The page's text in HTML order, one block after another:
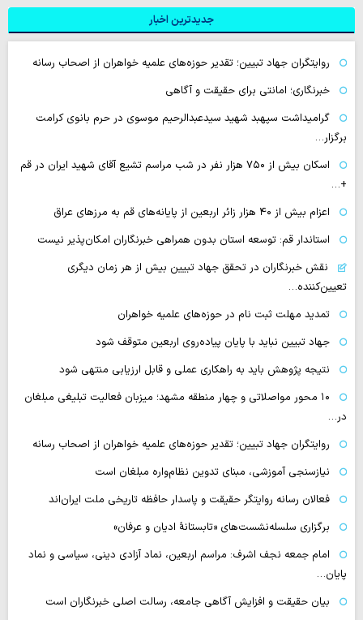
جدیدترین اخبار
روایتگران جهاد تبیین؛ تقدیر حوزه‌های علمیه خواهران از اصحاب رسانه
خبرنگاری؛ امانتی برای حقیقت و آگاهی
گرامیداشت سپهبد شهید سیدعبدالرحیم موسوی در حرم بانوی کرامت
برگزار…
اسکان بیش از ۷۵۰ هزار نفر در شب مراسم تشیع آقای شهید ایران در قم
+…
اعزام بیش از ۴۰ هزار زائر اربعین از پایانه‌های قم به مرزهای عراق
استاندار قم: توسعه استان بدون همراهی خبرنگاران امکان‌پذیر نیست
نقش خبرنگاران در تحقق جهاد تبیین بیش از هر زمان دیگری
تعیین‌کننده…
تمدید مهلت ثبت نام در حوزه‌های علمیه خواهران
جهاد تبیین نباید با پایان پیاده‌روی اربعین متوقف شود
نتیجه پژوهش باید به راهکاری عملی و قابل ارزیابی منتهی شود
۱۰ محور مواصلاتی و چهار منطقه مشهد؛ میزبان فعالیت تبلیغی مبلغان
در…
روایتگران جهاد تبیین؛ تقدیر حوزه‌های علمیه خواهران از اصحاب رسانه
نیازسنجی آموزشی، مبنای تدوین نظام‌واره مبلغان است
فعالان رسانه‌ روایتگر حقیقت و پاسدار حافظه تاریخی ملت ایران‌اند
برگزاری سلسله‌نشست‌های «تابستانهٔ ادیان و عرفان»
امام جمعه نجف اشرف: مراسم اربعین، نماد آزادی دینی، سیاسی و نماد
پایان…
بیان حقیقت و افزایش آگاهی جامعه، رسالت اصلی خبرنگاران است